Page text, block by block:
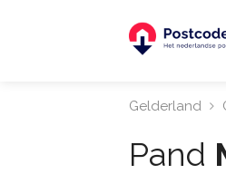
Gelderland
Pand